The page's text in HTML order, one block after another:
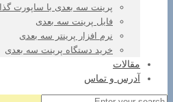
پرینت سه بعدی با ساپورت
فایل پرینت سه بعدی
نرم افزار پرینتر سه بعدی
خرید دستگاه پرینت سه بعدی
مقالات
آدرس و تماس